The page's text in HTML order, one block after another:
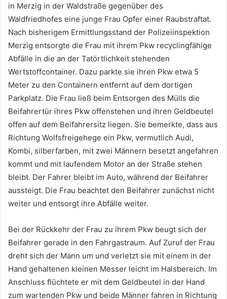
in Merzig in der Waldstraße gegenüber des
Waldfriedhofes eine junge Frau Opfer einer Raubstraftat.
Nach bisherigem Ermittlungsstand der Polizeiinspektion
Merzig entsorgte die Frau mit ihrem Pkw recyclingfähige
Abfälle in die an der Tatörtlichkeit stehenden
Wertstoffcontainer. Dazu parkte sie ihren Pkw etwa 5
Meter zu den Containern entfernt auf dem dortigen
Parkplatz. Die Frau ließ beim Entsorgen des Mülls die
Beifahrertür ihres Pkw offenstehen und ihren Geldbeutel
offen auf dem Beifahrersitz liegen. Sie bemerkte, dass aus
Richtung Wolfsfreigehege ein Pkw, vermutlich Audi,
Kombi, silberfarben, mit zwei Männern besetzt angefahren
kommt und mit laufendem Motor an der Straße stehen
bleibt. Der Fahrer bleibt im Auto, während der Beifahrer
aussteigt. Die Frau beachtet den Beifahrer zunächst nicht
weiter und entsorgt ihre Abfälle weiter.
Bei der Rückkehr der Frau zu ihrem Pkw beugt sich der
Beifahrer gerade in den Fahrgastraum. Auf Zuruf der Frau
dreht sich der Mann um und verletzt sie mit einem in der
Hand gehaltenen kleinen Messer leicht im Halsbereich. Im
Anschluss flüchtete er mit dem Geldbeutel in der Hand
zum wartenden Pkw und beide Männer fahren in Richtung